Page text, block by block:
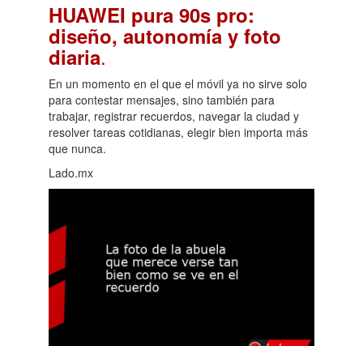
HUAWEI pura 90s pro:
diseño, autonomía y foto
diaria.
En un momento en el que el móvil ya no sirve solo
para contestar mensajes, sino también para
trabajar, registrar recuerdos, navegar la ciudad y
resolver tareas cotidianas, elegir bien importa más
que nunca.
Lado.mx